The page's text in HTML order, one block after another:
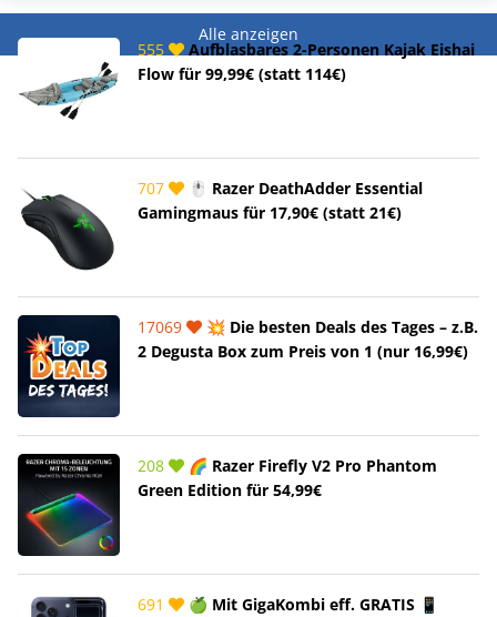
Alle anzeigen
555
Aufblasbares 2-Personen Kajak Eishai
Flow für 99,99€ (statt 114€)
707
🖱️ Razer DeathAdder Essential
Gamingmaus für 17,90€ (statt 21€)
17069
💥 Die besten Deals des Tages – z.B.
2 Degusta Box zum Preis von 1 (nur 16,99€)
208
🌈 Razer Firefly V2 Pro Phantom
Green Edition für 54,99€
691
🍏 Mit GigaKombi eff. GRATIS 📱